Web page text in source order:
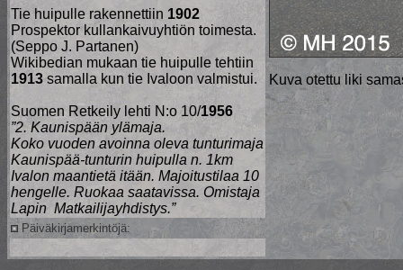
Kuva otettu liki
Tie huipulle rakennettiin 1902
Prospektor kullankaivuyhtiön toimesta.
(Seppo J. Partanen)
Wikibedian mukaan tie huipulle tehtiin
1913samalla kun tie Ivaloon valmistui.
Suomen Retkeily lehti N:o 10/1956
”2. Kaunispään ylämaja.
Koko vuoden avoinna oleva tunturimaja
Kaunispää-tunturin huipulla n. 1km
Ivalon maantietä itään. Majoitustilaa 10
hengelle. Ruokaa saatavissa. Omistaja
Lapin Matkailijayhdistys.”
Päiväkirjamerkintöjä: